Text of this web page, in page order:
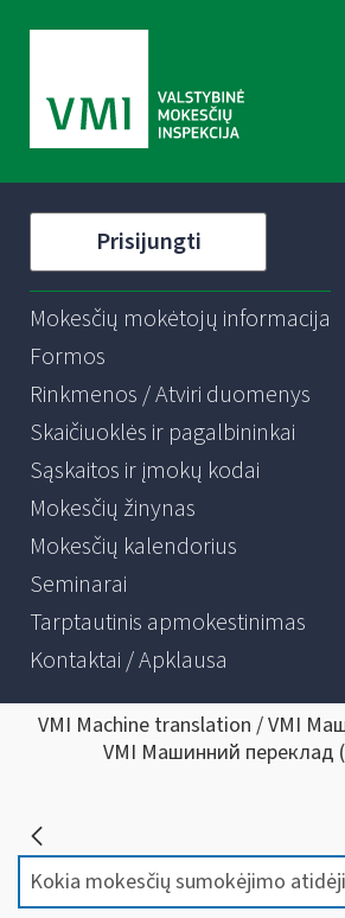
Prisijungti
Mokesčių mokėtojų informacija
Formos
Rinkmenos / Atviri duomenys
Skaičiuoklės ir pagalbininkai
Sąskaitos ir įmokų kodai
Mokesčių žinynas
Mokesčių kalendorius
Seminarai
Tarptautinis apmokestinimas
Kontaktai / Apklausa
VMI Machine translation / VMI
VMI Машинний переклад (